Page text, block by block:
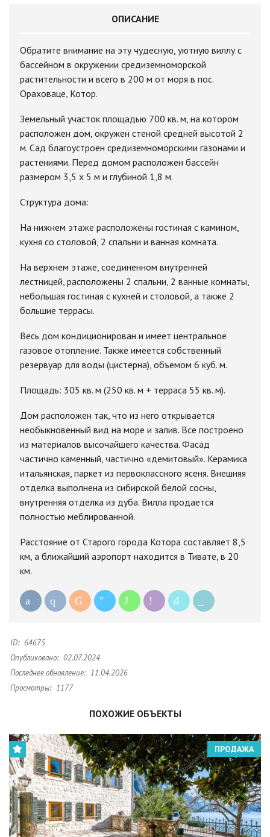
ОПИСАНИЕ
Обратите внимание на эту чудесную, уютную виллу с
бассейном в окружении средиземноморской
растительности и всего в 200 м от моря в пос.
Ораховаце, Котор.
Земельный участок площадью 700 кв. м, на котором
расположен дом, окружен стеной средней высотой 2
м. Сад благоустроен средиземноморскими газонами и
растениями. Перед домом расположен бассейн
размером 3,5 х 5 м и глубиной 1,8 м.
Структура дома:
На нижнем этаже расположены гостиная с камином,
кухня со столовой, 2 спальни и ванная комната.
На верхнем этаже, соединенном внутренней
лестницей, расположены 2 спальни, 2 ванные комнаты,
небольшая гостиная с кухней и столовой, а также 2
большие террасы.
Весь дом кондиционирован и имеет центральное
газовое отопление. Также имеется собственный
резервуар для воды (цистерна), объемом 6 куб. м.
Площадь: 305 кв. м (250 кв. м + терраса 55 кв. м).
Дом расположен так, что из него открывается
необыкновенный вид на море и залив. Все построено
из материалов высочайшего качества. Фасад
частично каменный, частично «демитовый». Керамика
итальянская, паркет из первоклассного ясеня. Внешняя
отделка выполнена из сибирской белой сосны,
внутренняя отделка из дуба. Вилла продается
полностью меблированной.
Расстояние от Старого города Котора составляет 8,5
км, а ближайший аэропорт находится в Тивате, в 20
км.
ID: 64675
Опубликовано: 02.07.2024
Последнее обновление: 11.04.2026
Просмотры: 1177
ПОХОЖИЕ ОБЪЕКТЫ
ПРОДАЖА